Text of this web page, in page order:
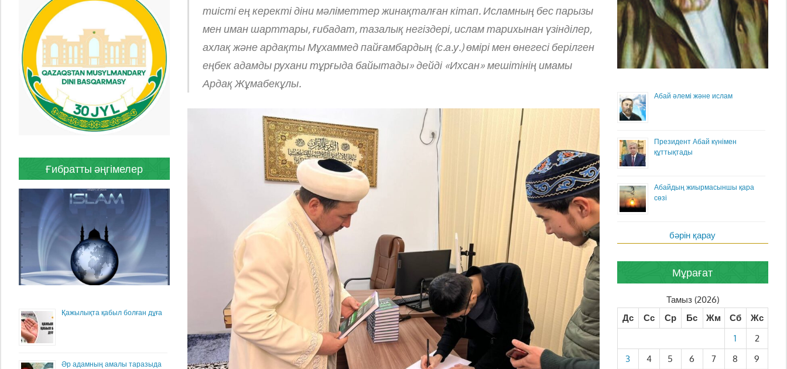
тиісті ең керекті діни мәліметтер жинақталған кітап. Исламның бес парызы
мен иман шарттары, ғибадат, тазалық негіздері, ислам тарихынан үзінділер,
ахлақ және ардақты Мұхаммед пайғамбардың (с.а.у.) өмірі мен өнегесі берілген
еңбек адамды рухани тұрғыда байытады» дейді «Ихсан» мешітінің имамы
Ардақ Жұмабекұлы.
Ғибратты әңгімелер
Қажылықта қабыл болған дұға
Әр адамның амалы таразыда
Абай әлемі және ислам
Президент Абай күнімен
құттықтады
Абайдың жиырмасыншы қара
сөзі
бәрін қарау
Мұрағат
Тамыз (2026)
Дс
Сс Ср Бс Жм Сб
Жс
1
2
3
4 5 6 7 8
9